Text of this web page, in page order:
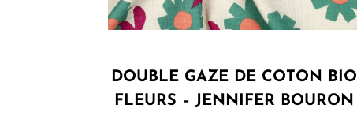
DOUBLE GAZE DE COTON BIO
FLEURS – JENNIFER BOURON